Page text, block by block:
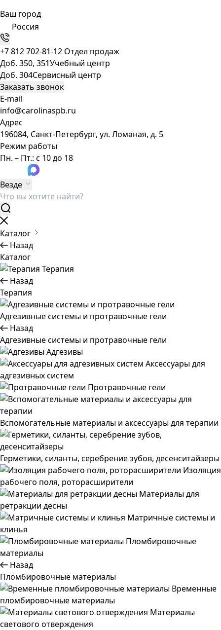
Ваш город
Россия
+7 812 702-81-12 Отдел продаж
Доб. 350, 351Учебный центр
Доб. 304Сервисный центр
Заказать звонок
E-mail
info@carolinaspb.ru
Адрес
196084, Санкт-Петербург, ул. Ломаная, д. 5
Режим работы
Пн. – Пт.: с 10 до 18
Везде
Каталог
Назад
Каталог
Терапия
Назад
Терапия
Адгезивные системы и протравочные гели
Назад
Адгезивные системы и протравочные гели
Адгезивы
Аксессуары для
адгезивных систем
Протравочные гели
Вспомогательные материалы и аксессуары для терапии
Герметики, силанты, серебрение зубов, десенситайзеры
Изоляция
рабочего поля, роторасширители
Материалы для
ретракции десны
Матричные системы и
клинья
Пломбировочные
материалы
Назад
Пломбировочные материалы
Временные
пломбировочные материалы
Материалы
светового отверждения